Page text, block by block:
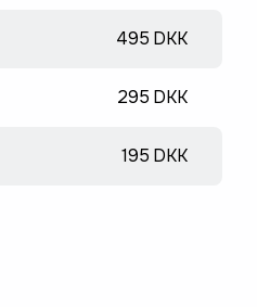
495 DKK
295 DKK
195 DKK